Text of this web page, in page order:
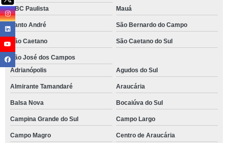
ABC Paulista
Mauá
Santo André São Bernardo do Campo
São Caetano São Caetano do Sul
São José dos Campos
Adrianópolis
Agudos do Sul
Almirante Tamandaré Araucária
Balsa Nova Bocaiúva do Sul
Campina Grande do Sul Campo Largo
Campo Magro Centro de Araucária